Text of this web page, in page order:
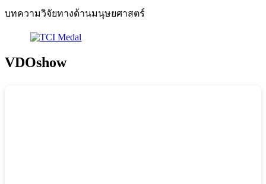
บทความวิจัยทางด้านมนุษยศาสตร์
VDOshow